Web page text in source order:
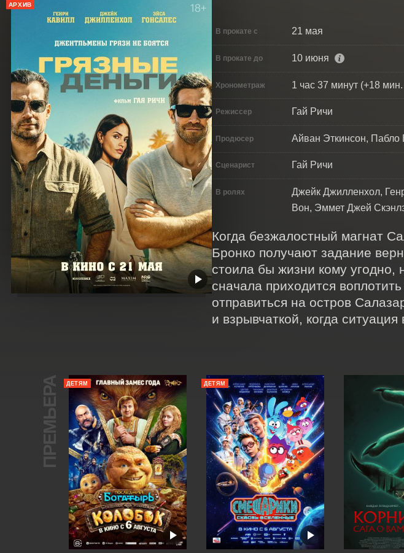
АРХИВ
В прокате с 21 мая
В прокате до 10 июня
Хронометраж 1 час 37 минут (+18
Режиссер Гай Ричи
Продюсер Айван Эткинсон, Пабло
Сценарист Гай Ричи
В ролях
Джейк Джилленхол,
Вон, Эммет Джей
Когда безжалостный магнат
Бронко получают задание
стоила бы жизни кому угодно,
сначала приходится
отправиться на остров
и взрывчаткой, когда
ПРЕМЬЕРА ДЕТЯМ ДЕТЯМ